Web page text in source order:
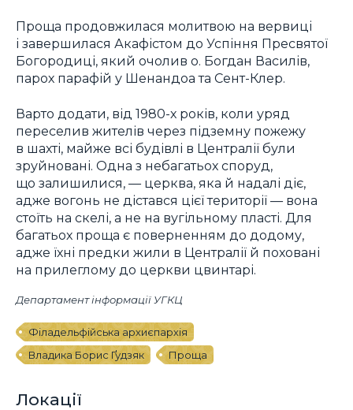
Проща продовжилася молитвою на вервиці
і завершилася Акафістом до Успіння Пресвятої
Богородиці, який очолив о. Богдан Василів,
парох парафій у Шенандоа та Сент-Клер.
Варто додати, від 1980-х років, коли уряд
переселив жителів через підземну пожежу
в шахті, майже всі будівлі в Централії були
зруйновані. Одна з небагатьох споруд,
що залишилися, — церква, яка й надалі діє,
адже вогонь не дістався цієї території — вона
стоїть на скелі, а не на вугільному пласті. Для
багатьох проща є поверненням до додому,
адже їхні предки жили в Централії й поховані
на прилеглому до церкви цвинтарі.
Департамент інформації УГКЦ
Філадельфійська архиєпархія
Владика Борис Ґудзяк
Проща
Локації